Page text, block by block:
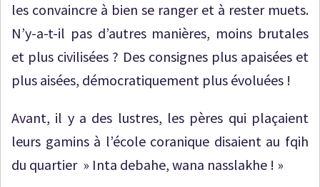
les convaincre à bien se ranger et à rester muets.
N’y-a-t-il pas d’autres manières, moins brutales
et plus civilisées ? Des consignes plus apaisées et
plus aisées, démocratiquement plus évoluées !
Avant, il y a des lustres, les pères qui plaçaient
leurs gamins à l’école coranique disaient au fqih
du quartier » Inta debahe, wana nasslakhe ! »